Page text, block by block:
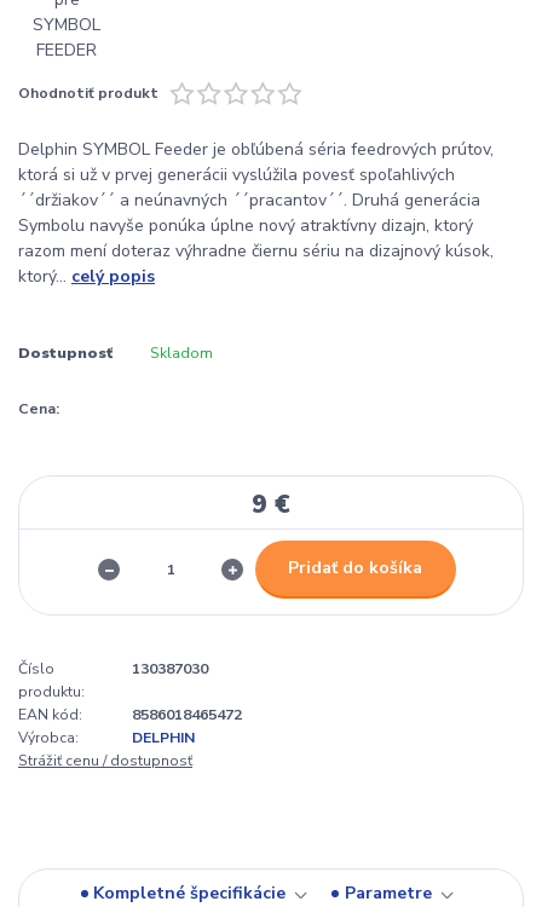
Ohodnotiť produkt
Delphin SYMBOL Feeder je obľúbená séria feedrových prútov,
ktorá si už v prvej generácii vyslúžila povesť spoľahlivých
´´držiakov´´ a neúnavných ´´pracantov´´. Druhá generácia
Symbolu navyše ponúka úplne nový atraktívny dizajn, ktorý
razom mení doteraz výhradne čiernu sériu na dizajnový kúsok,
ktorý... celý popis
Dostupnosť Skladom
Cena:
9 €
Pridať do košíka
Číslo
produktu:
130387030
EAN kód:
8586018465472
Výrobca:
DELPHIN
Strážiť cenu / dostupnosť
Kompletné špecifikácie
Parametre